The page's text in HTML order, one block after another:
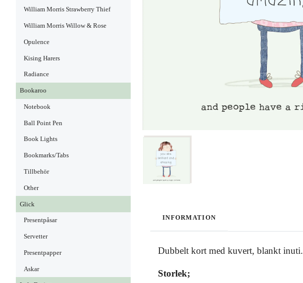
William Morris Strawberry Thief
William Morris Willow & Rose
Opulence
Kising Harers
Radiance
Bookaroo
Notebook
Ball Point Pen
Book Lights
Bookmarks/Tabs
Tillbehör
Other
Glick
Presentpåsar
Servetter
Presentpapper
Askar
INFORMATION
Dubbelt kort med kuvert, blankt inuti.
Storlek;